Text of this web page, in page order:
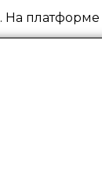
. На платформе